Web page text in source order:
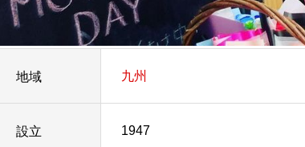
地域 九州
設立 1947